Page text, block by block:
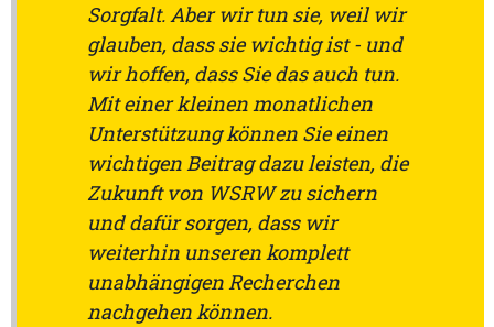
Sorgfalt. Aber wir tun sie, weil wir
glauben, dass sie wichtig ist - und
wir hoffen, dass Sie das auch tun.
Mit einer kleinen monatlichen
Unterstützung können Sie einen
wichtigen Beitrag dazu leisten, die
Zukunft von WSRW zu sichern
und dafür sorgen, dass wir
weiterhin unseren komplett
unabhängigen Recherchen
nachgehen können.